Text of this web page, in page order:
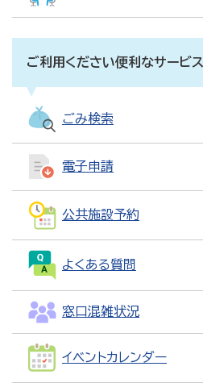
ご利用ください便利なサービス
ごみ検索
電子申請
公共施設予約
よくある質問
窓口混雑状況
イベントカレンダー